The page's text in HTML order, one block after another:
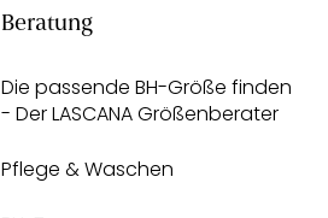
Beratung
Die passende BH-Größe finden
- Der LASCANA Größenberater
Pflege & Waschen